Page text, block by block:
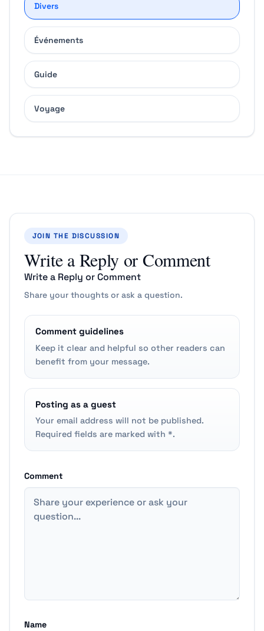
Divers
Événements
Guide
Voyage
JOIN THE DISCUSSION
Write a Reply or Comment
Write a Reply or Comment
Share your thoughts or ask a question.
Comment guidelines
Keep it clear and helpful so other readers can
benefit from your message.
Posting as a guest
Your email address will not be published.
Required fields are marked with *.
Comment
Name